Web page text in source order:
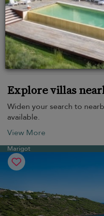
Voulez-vous plus
Nous avons trouvé
pourraient vous
Explore villas
Widen your search to
available.
View More
Marigot